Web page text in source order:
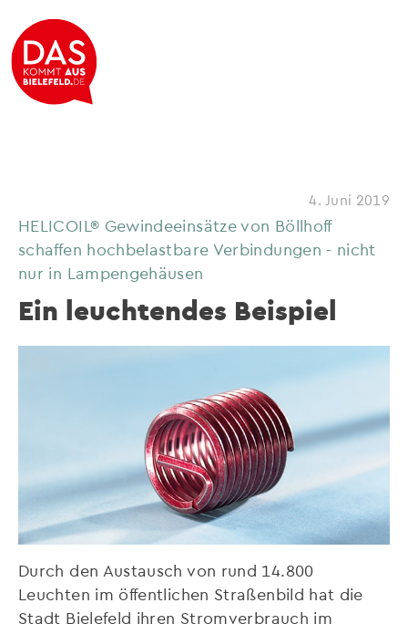
4. Juni 2019
HELICOIL® Gewindeeinsätze von Böllhoff
schaffen hochbelastbare Verbindungen - nicht
nur in Lampengehäusen
Ein leuchtendes Beispiel
Durch den Austausch von rund 14.800
Leuchten im öffentlichen Straßenbild hat die
Stadt Bielefeld ihren Stromverbrauch im